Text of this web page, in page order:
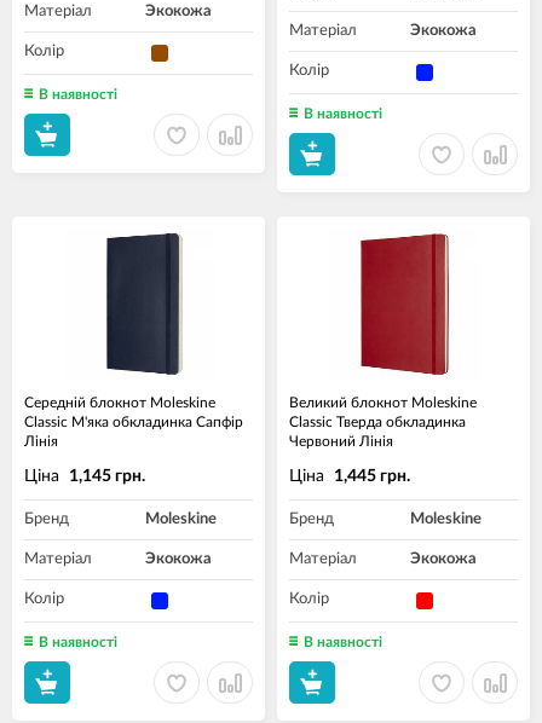
Матеріал Экокожа
Колір
В наявності
Матеріал Экокожа
Колір
В наявності
Середній блокнот Moleskine
Classic М'яка обкладинка Сапфір
Лінія
Ціна 1,145 грн.
Бренд Moleskine
Матеріал Экокожа
Колір
В наявності
Великий блокнот Moleskine
Classic Тверда обкладинка
Червоний Лінія
Ціна 1,445 грн.
Бренд Moleskine
Матеріал Экокожа
Колір
В наявності